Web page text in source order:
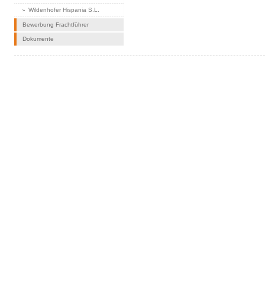
Wildenhofer Hispania S.L.
Bewerbung Frachtführer
Dokumente